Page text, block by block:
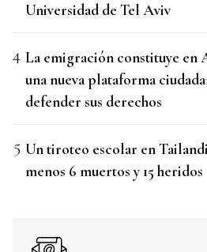
Universidad de Tel Aviv
La emigración constituye en
una nueva plataforma
defender sus derechos
Un tiroteo escolar en
menos 6 muertos y 15 heridos